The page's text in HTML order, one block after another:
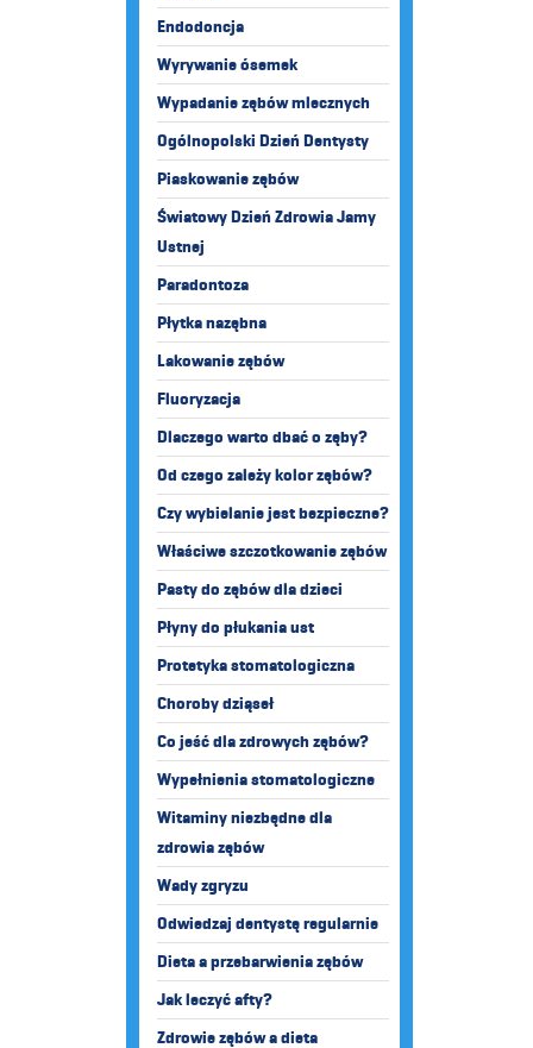
Endodoncja
Wyrywanie ósemek
Wypadanie zębów mlecznych
Ogólnopolski Dzień Dentysty
Piaskowanie zębów
Światowy Dzień Zdrowia Jamy
Ustnej
Paradontoza
Płytka nazębna
Lakowanie zębów
Fluoryzacja
Dlaczego warto dbać o zęby?
Od czego zależy kolor zębów?
Czy wybielanie jest bezpieczne?
Właściwe szczotkowanie zębów
Pasty do zębów dla dzieci
Płyny do płukania ust
Protetyka stomatologiczna
Choroby dziąseł
Co jeść dla zdrowych zębów?
Wypełnienia stomatologiczne
Witaminy niezbędne dla
zdrowia zębów
Wady zgryzu
Odwiedzaj dentystę regularnie
Dieta a przebarwienia zębów
Jak leczyć afty?
Zdrowie zębów a dieta